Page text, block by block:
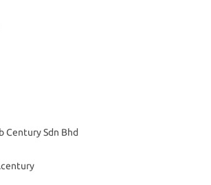
Century Sdn Bhd